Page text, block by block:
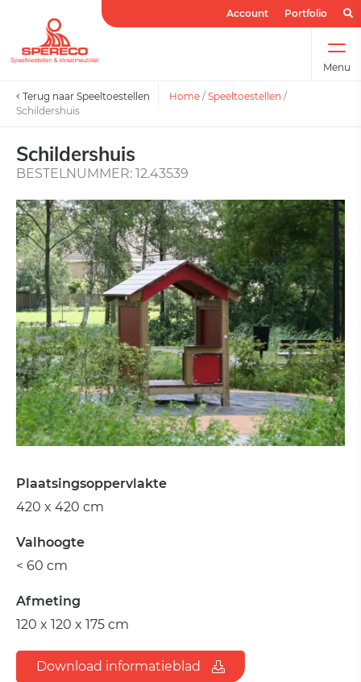
Account Portfolio
Menu
Terug naar Speeltoestellen Home / Speeltoestellen /
Schildershuis
Schildershuis
BESTELNUMMER: 12.43539
Plaatsingsoppervlakte
420 x 420 cm
Valhoogte
< 60 cm
Afmeting
120 x 120 x 175 cm
Download informatieblad